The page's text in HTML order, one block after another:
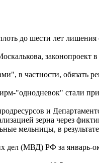
до шести лет
законопроект
в частности, обязать
"однодневок" стали
и
зерна через
мельницы, в результате
дел (МВД) РФ за январь-